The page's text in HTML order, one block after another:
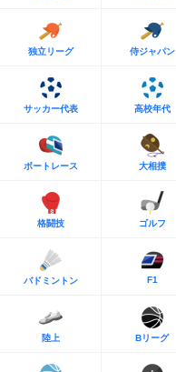
独立リーグ 侍ジャパン
サッカー代表 高校年代
ボートレース 大相撲
格闘技 ゴルフ
バドミントン F1
陸上 Bリーグ